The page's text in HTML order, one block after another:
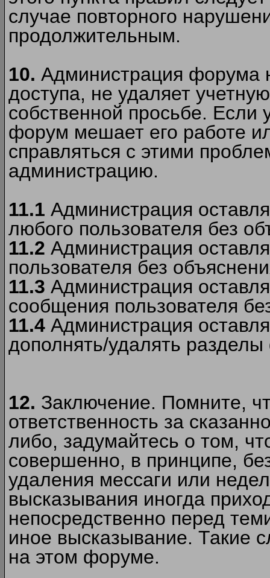
случае повторного
продолжительным.
10. Администрация форума
доступа, не удаляет
собственной просьбе. Если
форум мешает его работе
справляться с этими
администрацию.
11.1 Администрация
любого пользователя без
11.2 Администрация
пользователя без
11.3 Администрация
сообщения пользователя
11.4 Администрация
дополнять/удалять
12. Заключение. Помните,
ответственность за
либо, задумайтесь о том,
совершенно, в принципе,
удаления мессаги или
высказывания иногда
непосредственно перед
иное высказывание. Такие
на этом форуме.